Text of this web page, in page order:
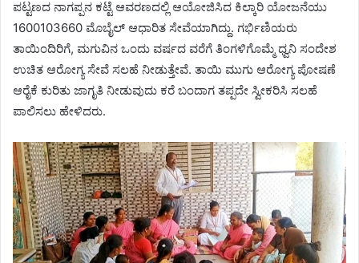
ಪಟ್ಟಣದ ನಾಗಪ್ಪನ ಕಟ್ಟೆ ಆವರಣದಲ್ಲಿ ಆಯೋಜಿಸಿದ ಕಿಲ್ಕಾರಿ ಯೋಜನೆಯು
1600103660 ಮೊಬೈಲ್ ಆಧಾರಿತ ಸೇವೆಯಾಗಿದ್ದು. ಗರ್ಭಿಣಿಯರು
ತಾಯಿಂದಿರಿಗೆ, ಮಗುವಿನ ಒಂದು ವರ್ಷದ ವರೆಗೆ ತಿಂಗಳಿಗೊಮ್ಮೆ ಧ್ವನಿ ಸಂದೇಶ
ಉಚಿತ ಆರೋಗ್ಯ ಸೇವೆ ಸಲಹೆ ನೀಡುತ್ತೇವೆ. ತಾಯಿ ಮುಗು ಆರೋಗ್ಯ ಪೋಷಣೆ
ಆರೈಕೆ ಕುರಿತು ಜಾಗೃತಿ ನೀಡುವುದು ಕರೆ ಬಂದಾಗ ತಪ್ಪದೇ ಸ್ವೀಕರಿಸಿ ಸಲಹೆ
ಪಾಲಿಸಲು ಹೇಳಿದರು.